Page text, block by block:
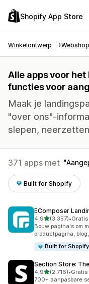
Shopify App Store
Winkelontwerp
Alle apps voor
functies voor
Maak je
"over ons"-
slepen,
371 apps met
Built for Shopify
EComposer
4,9van 5 sterren
(3.357)
3357 recensies in
•
Bouw pagina's om
productpagina,
Built for Shopify
Section Store:
4,9van 5 sterren
(2.716)
2716 recensies in
•
700+ aanpasbare